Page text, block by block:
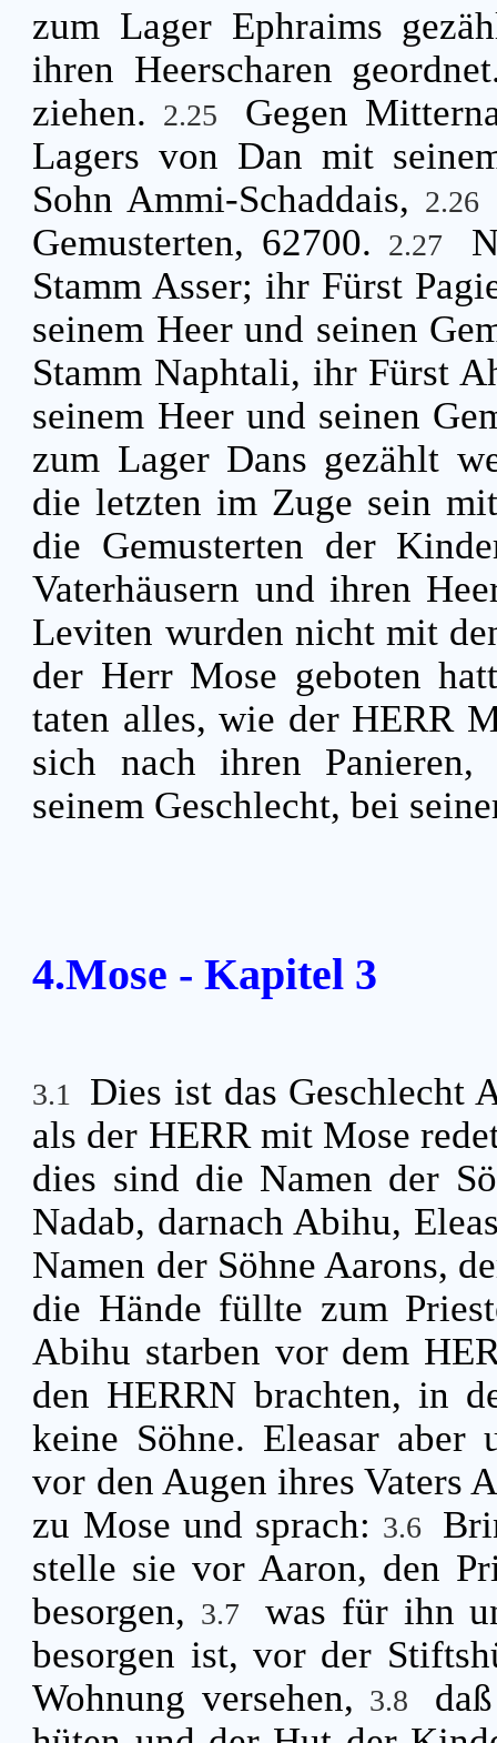
zum Lager Ephraims
ihren Heerscharen
ziehen. 2.25
Gegen
Lagers von Dan mit
Sohn Ammi-Schaddais, 2.26
Gemusterten, 62700. 2.27
Stamm Asser; ihr Fürst
seinem Heer und seinen
Stamm Naphtali, ihr Fürst
seinem Heer und seinen
zum Lager Dans gezählt
die letzten im Zuge sein
die Gemusterten der
Vaterhäusern und ihren
Leviten wurden nicht mit
der Herr Mose geboten
taten alles, wie der HERR
sich nach ihren
seinem Geschlecht, bei
4.Mose - Kapitel 3
3.1
Dies ist das Geschlecht
als der HERR mit Mose
dies sind die Namen der
Nadab, darnach Abihu,
Namen der Söhne Aarons,
die Hände füllte zum
Abihu starben vor dem
den HERRN brachten, in
keine Söhne. Eleasar aber
vor den Augen ihres Vaters
zu Mose und sprach: 3.6
stelle sie vor Aaron, den
besorgen, 3.7
was für ihn
besorgen ist, vor der
Wohnung versehen, 3.8